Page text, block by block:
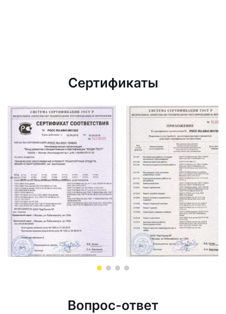
Сертификаты
Вопрос-ответ